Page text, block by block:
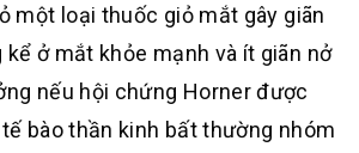
một loại thuốc giỏ mắt gây giãn
ở mắt khỏe mạnh và ít giãn nở
nếu hội chứng Horner được
bào thần kinh bất thường nhóm